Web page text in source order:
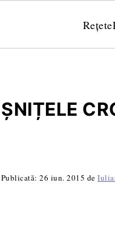
Rețete
Publicată: 26 iun. 2015 de